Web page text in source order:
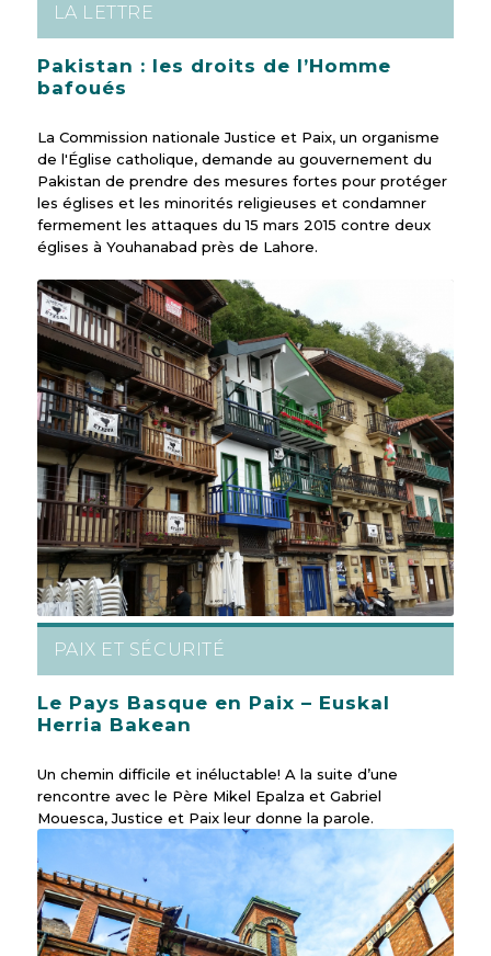
LA LETTRE
Pakistan : les droits de l’Homme
bafoués
La Commission nationale Justice et Paix, un organisme
de l'Église catholique, demande au gouvernement du
Pakistan de prendre des mesures fortes pour protéger
les églises et les minorités religieuses et condamner
fermement les attaques du 15 mars 2015 contre deux
églises à Youhanabad près de Lahore.
PAIX ET SÉCURITÉ
Le Pays Basque en Paix – Euskal
Herria Bakean
Un chemin difficile et inéluctable! A la suite d’une
rencontre avec le Père Mikel Epalza et Gabriel
Mouesca, Justice et Paix leur donne la parole.